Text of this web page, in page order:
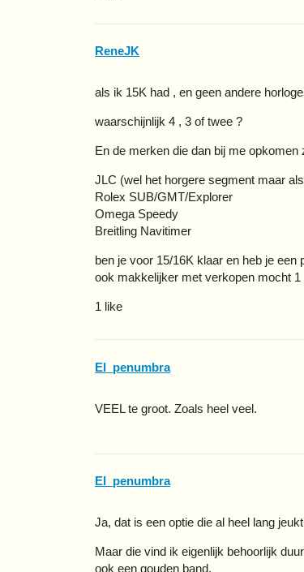
ReneJK
als ik 15K had , en geen andere
waarschijnlijk 4 , 3 of twee ?
En de merken die dan bij me opkomen
JLC (wel het horgere segment maar
Rolex SUB/GMT/Explorer
Omega Speedy
Breitling Navitimer
ben je voor 15/16K klaar en heb je een
ook makkelijker met verkopen mocht 1
1 like
El_penumbra
VEEL te groot. Zoals heel veel.
El_penumbra
Ja, dat is een optie die al heel lang
Maar die vind ik eigenlijk behoorlijk
ook een gouden band.